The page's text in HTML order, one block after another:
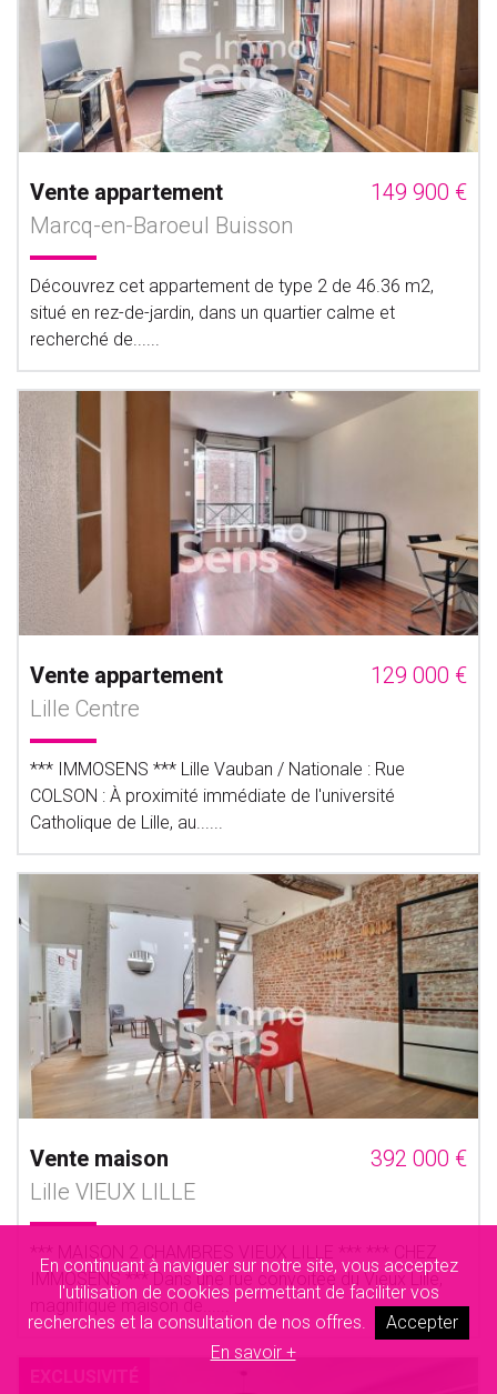
En continuant à naviguer sur notre site, vous acceptez
l'utilisation de cookies permettant de faciliter vos
recherches et la consultation de nos offres.
Accepter
En savoir +
Vente appartement
149 900 €
Marcq-en-Baroeul Buisson
Découvrez cet appartement de type 2 de 46.36 m2,
situé en rez-de-jardin, dans un quartier calme et
recherché de......
Vente appartement
129 000 €
Lille Centre
*** IMMOSENS *** Lille Vauban / Nationale : Rue
COLSON : À proximité immédiate de l'université
Catholique de Lille, au......
Vente maison
392 000 €
Lille VIEUX LILLE
*** MAISON 2 CHAMBRES VIEUX LILLE *** *** CHEZ
IMMOSENS *** Dans une rue convoitée du Vieux Lille,
magnifique maison de......